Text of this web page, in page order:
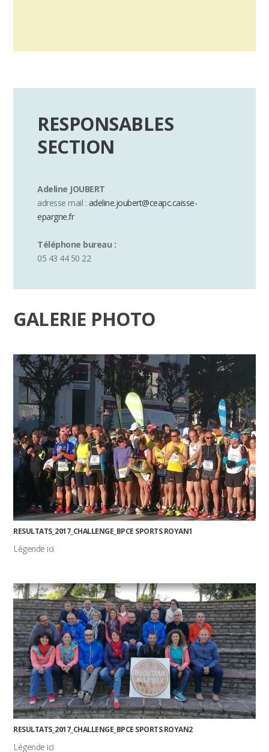
RESPONSABLES
SECTION
Adeline JOUBERT
adresse mail : adeline.joubert@ceapc.caisse-
epargne.fr
Téléphone bureau :
05 43 44 50 22
GALERIE PHOTO
RESULTATS_2017_CHALLENGE_BPCE SPORTS ROYAN1
Légende ici
RESULTATS_2017_CHALLENGE_BPCE SPORTS ROYAN2
Légende ici